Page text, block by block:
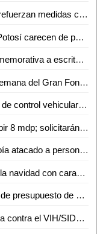
Ganaderos de la Huasteca Potosina refuerzan medidas contra plaga del gusano barrenador
El 20% de las escuelas de San Luis Potosí carecen de personal de seguridad e intendencia
Alcalde Galindo entrega medalla conmemorativa a escritoras y escritores del XVII Festival Internacional Letras en San Luis
San Luis Capital disfruta este fin de semana del Gran Fondo Nairo Quintana, el más grande evento gratuito de ciclismo en México
Últimos días de descuento en multas de control vehicular y cambio de propietario
Ayuntamiento de Valles dejó de percibir 8 mdp; solicitarán crédito bancario
PC retira enjambre de abejas que había atacado a personas en Zona Centro de Valles
Gobierno estatal acerca la alegría de la navidad con caravana navideña
Secretaría de Finanzas aclara dudas de presupuesto de municipios ante el legislativo
Conmemoran Día Mundial de la Lucha contra el VIH/SIDA en Ciudad Valles